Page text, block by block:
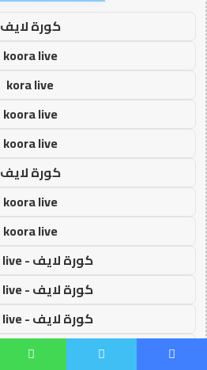
كورة لايف
koora live
kora live
koora live
koora live
كورة لايف
koora live
koora live
كورة لايف - koora live
كورة لايف - koora live
كورة لايف - koora live
كورة لايف - koora live